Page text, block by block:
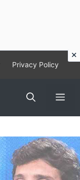
Privacy Policy